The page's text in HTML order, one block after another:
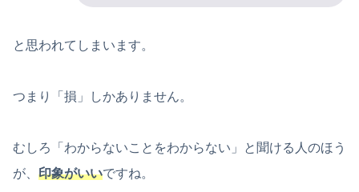
と思われてしまいます。
つまり「損」しかありません。
むしろ「わからないことをわからない」と聞ける人のほう
が、 印象がいいですね。